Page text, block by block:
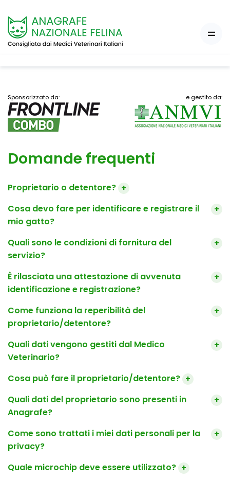
Sponsorizzato da: e gestito da:
Domande frequenti
Proprietario o detentore? +
Cosa devo fare per identificare e registrare il
mio gatto?
+
Quali sono le condizioni di fornitura del
servizio?
+
È rilasciata una attestazione di avvenuta
identificazione e registrazione?
+
Come funziona la reperibilità del
proprietario/detentore?
+
Quali dati vengono gestiti dal Medico
Veterinario?
+
Cosa può fare il proprietario/detentore? +
Quali dati del proprietario sono presenti in
Anagrafe?
+
Come sono trattati i miei dati personali per la
privacy?
+
Quale microchip deve essere utilizzato? +